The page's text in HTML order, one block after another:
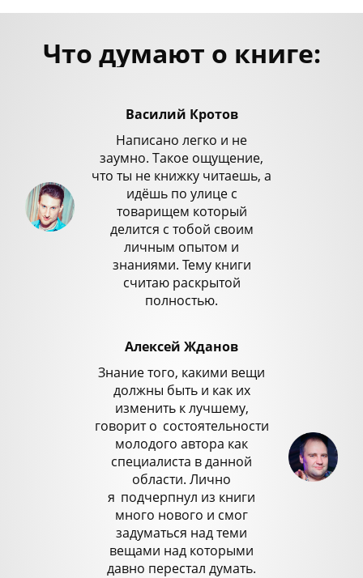
Что думают о книге:
Василий Кротов
Написано легко и не
заумно. Такое ощущение,
что ты не книжку читаешь, а
идёшь по улице с
товарищем который
делится с тобой своим
личным опытом и
знаниями. Тему книги
считаю раскрытой
полностью.
Алексей Жданов
Знание того, какими вещи
должны быть и как их
изменить к лучшему,
говорит о состоятельности
молодого автора как
специалиста в данной
области. Лично
я подчерпнул из книги
много нового и смог
задуматься над теми
вещами над которыми
давно перестал думать.